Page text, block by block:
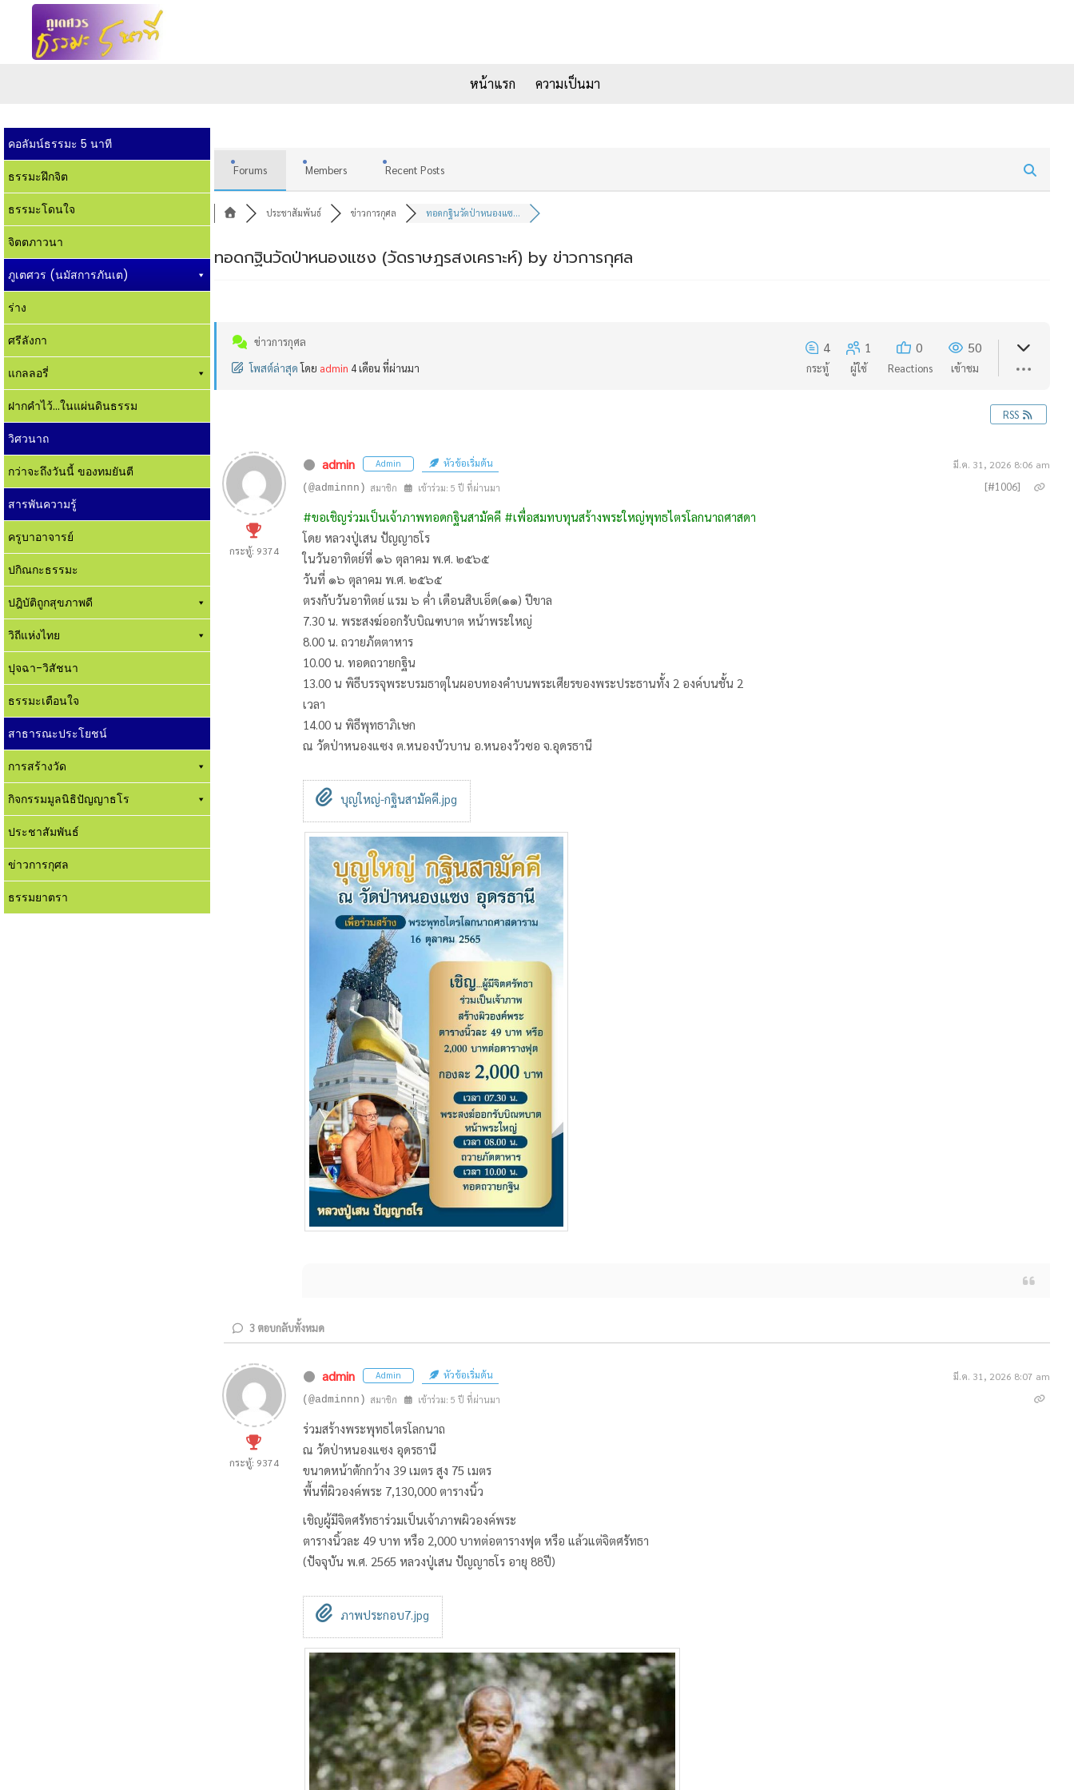
หน้าแรก ความเป็นมา
คอลัมน์ธรรมะ 5 นาที
ธรรมะฝึกจิต
ธรรมะโดนใจ
จิตตภาวนา
ภูเตศวร (นมัสการภันเต)
ร่าง
ศรีลังกา
แกลลอรี่
ฝากคำไว้...ในแผ่นดินธรรม
วิศวนาถ
กว่าจะถึงวันนี้ ของทมยันตี
สารพันความรู้
ครูบาอาจารย์
ปกิณกะธรรมะ
ปฎิบัติถูกสุขภาพดี
วิถีแห่งไทย
ปุจฉา-วิสัชนา
ธรรมะเตือนใจ
สาธารณะประโยชน์
การสร้างวัด
กิจกรรมมูลนิธิปัญญาธโร
ประชาสัมพันธ์
ข่าวการกุศล
ธรรมยาตรา
Forums Members Recent Posts
ประชาสัมพันธ์ ข่าวการกุศล ทอดกฐินวัดป่าหนองแซ...
ทอดกฐินวัดป่าหนองแซง (วัดราษฎรสงเคราะห์) by ข่าวการกุศล
ข่าวการกุศล
โพสต์ล่าสุด โดย admin 4 เดือน ที่ผ่านมา
4
กระทู้
1
ผู้ใช้
0
Reactions
50
เข้าชม
RSS
กระทู้: 9374
admin Admin หัวข้อเริ่มต้น มี.ค. 31, 2026 8:06 am
(@adminnn) สมาชิก เข้าร่วม: 5 ปี ที่ผ่านมา [#1006]
#ขอเชิญร่วมเป็นเจ้าภาพทอดกฐินสามัคคี #เพื่อสมทบทุนสร้างพระใหญ่พุทธไตรโลกนาถศาสดา
โดย หลวงปู่เสน ปัญญาธโร
ในวันอาทิตย์ที่ ๑๖ ตุลาคม พ.ศ. ๒๕๖๕
วันที่ ๑๖ ตุลาคม พ.ศ. ๒๕๖๕
ตรงกับวันอาทิตย์ แรม ๖ ค่ำ เดือนสิบเอ็ด(๑๑) ปีขาล
7.30 น. พระสงฆ์ออกรับบิณฑบาต หน้าพระใหญ่
8.00 น. ถวายภัตตาหาร
10.00 น. ทอดถวายกฐิน
13.00 น พิธีบรรจุพระบรมธาตุในผอบทองคำบนพระเศียรของพระประธานทั้ง 2 องค์บนชั้น 2
เวลา
14.00 น พิธีพุทธาภิเษก
ณ วัดป่าหนองแซง ต.หนองบัวบาน อ.หนองวัวซอ จ.อุดรธานี
บุญใหญ่-กฐินสามัคคี.jpg
3 ตอบกลับทั้งหมด
กระทู้: 9374
admin Admin หัวข้อเริ่มต้น มี.ค. 31, 2026 8:07 am
(@adminnn) สมาชิก เข้าร่วม: 5 ปี ที่ผ่านมา
ร่วมสร้างพระพุทธไตรโลกนาถ
ณ วัดป่าหนองแซง อุดรธานี
ขนาดหน้าตักกว้าง 39 เมตร สูง 75 เมตร
พื้นที่ผิวองค์พระ 7,130,000 ตารางนิ้ว
เชิญผู้มีจิตศรัทธาร่วมเป็นเจ้าภาพผิวองค์พระ
ตารางนิ้วละ 49 บาท หรือ 2,000 บาทต่อตารางฟุต หรือ แล้วแต่จิตศรัทธา
(ปัจจุบัน พ.ศ. 2565 หลวงปู่เสน ปัญญาธโร อายุ 88ปี)
ภาพประกอบ7.jpg